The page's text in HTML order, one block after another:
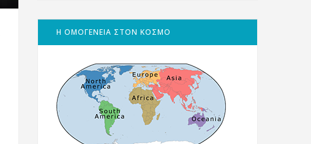
Η ΟΜΟΓΕΝΕΙΑ ΣΤΟΝ ΚΟΣΜΟ